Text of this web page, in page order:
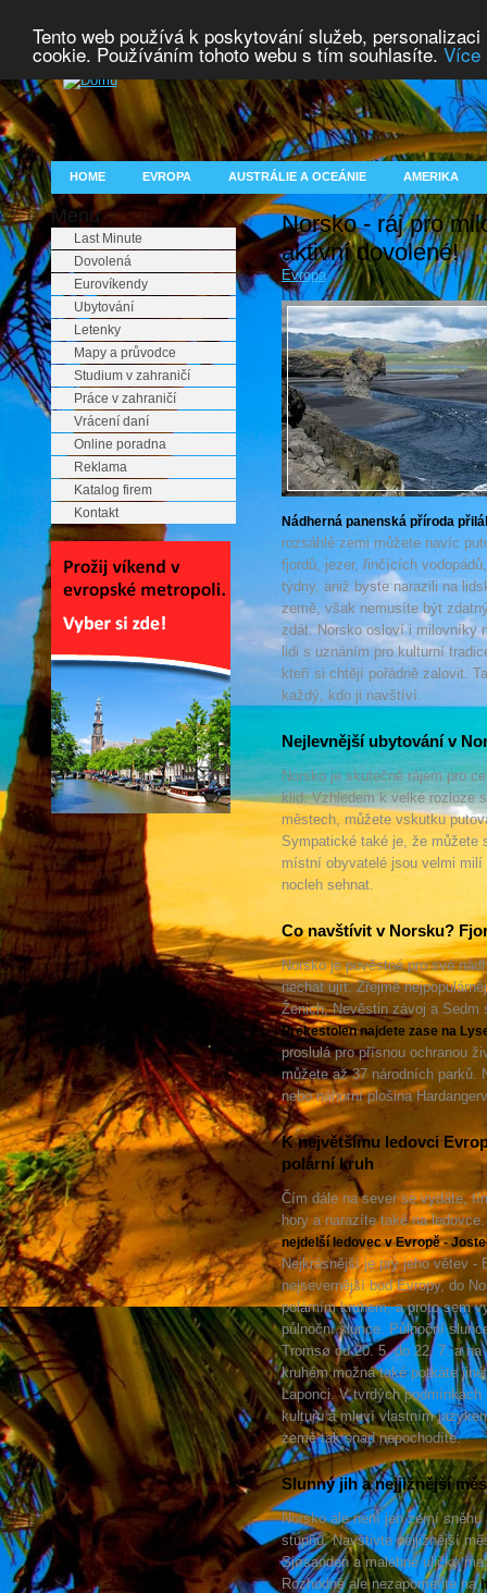
Tento web používá k poskytování služeb,
cookie. Používáním tohoto webu s tím souhlasíte. Více
HOME EVROPA AUSTRÁLIE A OCEÁNIE AMERIKA
Menu
Last Minute
Dovolená
Eurovíkendy
Ubytování
Letenky
Mapy a průvodce
Studium v zahraničí
Práce v zahraničí
Vrácení daní
Online poradna
Reklama
Katalog firem
Kontakt
Norsko - ráj pro
aktivní dovolené!
Evropa
Nádherná panenská příroda
rozsáhlé zemi můžete navíc
fjordů, jezer, řinčících
týdny, aniž byste narazili na
země, však nemusíte být
zdát. Norsko osloví i milovníky
lidi s uznáním pro kulturní
kteří si chtějí pořádně zalovit.
každý, kdo ji navštíví.
Nejlevnější ubytování v
Norsko je skutečně rájem pro
klid. Vzhledem k velké rozloze
městech, můžete vskutku
Sympatické také je, že
místní obyvatelé jsou velmi
nocleh sehnat.
Co navštívit v Norsku?
Norsko je pověstné pro své
nechat ujít. Zřejmě
Ženich, Nevěstin závoj a Sedm
Prekestolen najdete zase na
proslulá pro přísnou ochranou
můžete až 37 národních parků.
nebo náhorní plošina
K největšímu ledovci
polární kruh
Čím dále na sever se vydáte,
hory a narazíte také na
nejdelší ledovec v Evropě -
Nejkrásnější je prý jeho větev -
nejsevernější bod Evropy, do
polárním kruhem, a proto sem
půlnoční slunce. Půlnoční
Tromsø od 20. 5. do 22. 7. a na
kruhém možná také potkáte
Laponci. V tvrdých
kulturu a mluví vlastním
země tak snad nepochodíte.
Slunný jih a nejjižnější
Norsko ale není jen zemí
stupňů. Navštivte nejjižnější
Sjøsanden a malebné uličky
Rozhodně ale nezapomeňte na